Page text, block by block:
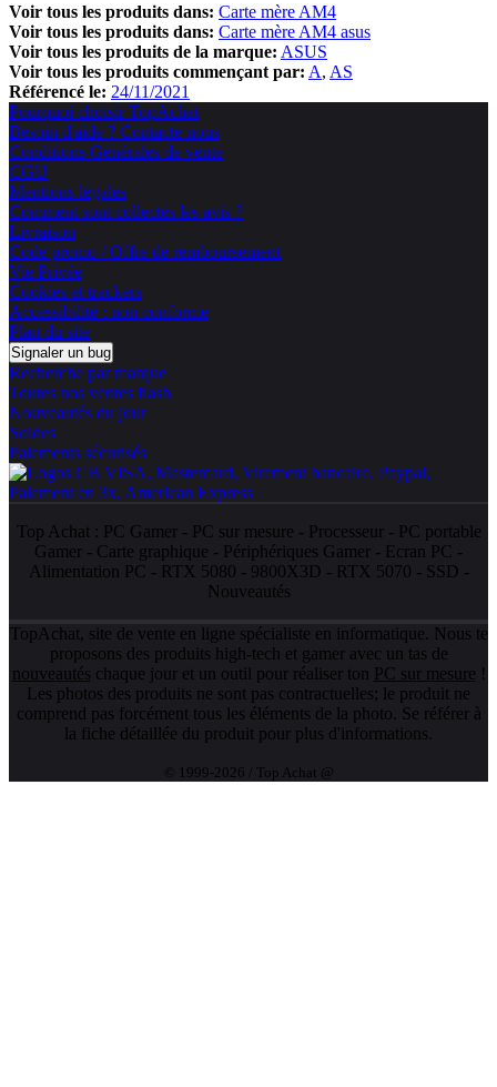
Voir tous les produits dans: Carte mère AM4
Voir tous les produits dans: Carte mère AM4 asus
Voir tous les produits de la marque: ASUS
Voir tous les produits commençant par: A AS
Référencé le: 24/11/2021
Pourquoi choisir TopAchat
Besoin d'aide ? Contacte nous
Conditions Générales de vente
CGU
Mentions légales
Comment sont collectés les avis ?
Livraison
Code promo / Offre de remboursement
Vie Privée
Cookies et trackers
Accessibilité : non conforme
Plan du site
Signaler un bug
Recherche par marque
Toutes nos ventes flash
Nouveautés du jour
Soldes
Paiements sécurisés
Top Achat : PC Gamer- PC sur mesure - Processeur- PC portable
Gamer - Carte graphique - Périphériques Gamer - Ecran PC -
Alimentation PC - RTX 5080 - 9800X3D - RTX 5070 - SSD -
Nouveautés
TopAchat, site de vente en ligne spécialiste en informatique. Nous te
proposons des produits high-tech et gamer avec un tas de
nouveautés chaque jour et un outil pour réaliser ton PC sur mesure !
Les photos des produits ne sont pas contractuelles; le produit ne
comprend pas forcément tous les éléments de la photo. Se référer à
la fiche détaillée du produit pour plus d'informations.
© 1999-2026 / Top Achat @